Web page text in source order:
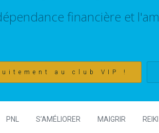
financière et
au club VIP !
PNL S’AMÉLIORER MAIGRIR REIKI